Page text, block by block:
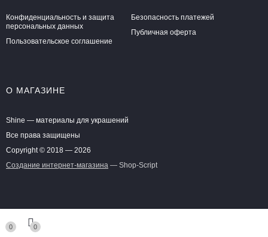
Конфиденциальность и защита
персональных данных
Пользовательское соглашение
Безопасность платежей
Публичная оферта
О МАГАЗИНЕ
Shine — материалы для украшений
Все права защищены
Copyright © 2018 — 2026
Создание интернет-магазина — Shop-Script
0 0